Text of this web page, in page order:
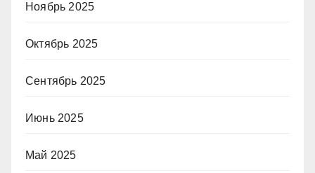
Ноябрь 2025
Октябрь 2025
Сентябрь 2025
Июнь 2025
Май 2025